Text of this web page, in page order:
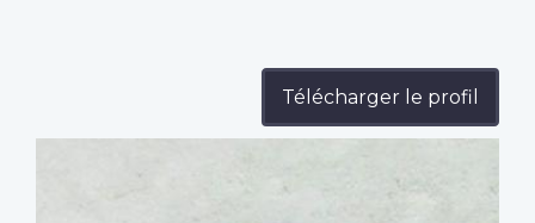
Télécharger le profil